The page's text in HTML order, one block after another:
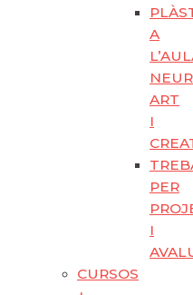
A
ART
I
PER
I
CURSOS